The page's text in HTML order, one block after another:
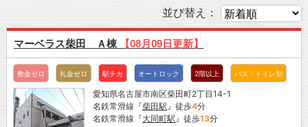
並び替え：
マーベラス柴田 Ａ棟 【08月09日更新】
敷金ゼロ 礼金ゼロ 駅チカ オートロック 2階以上 バス・トイレ別
愛知県名古屋市南区柴田町2丁目14-1
名鉄常滑線『柴田駅』徒歩4分
名鉄常滑線『大同町駅』徒歩13分